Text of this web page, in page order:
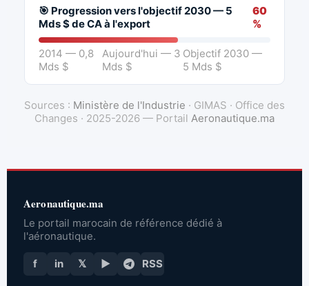
🎯 Progression vers l'objectif 2030 — 5
Mds $ de CA à l'export
60
%
2014 — 0,8
Mds $
Aujourd'hui — 3
Mds $
Objectif 2030 —
5 Mds $
Sources : Ministère de l'Industrie · GIMAS · Office des
Changes · 2025-2026 — Portail Aeronautique.ma
Aeronautique.ma
Le portail marocain de référence dédié à
l'aéronautique.
f in 𝕏 ▶ RSS